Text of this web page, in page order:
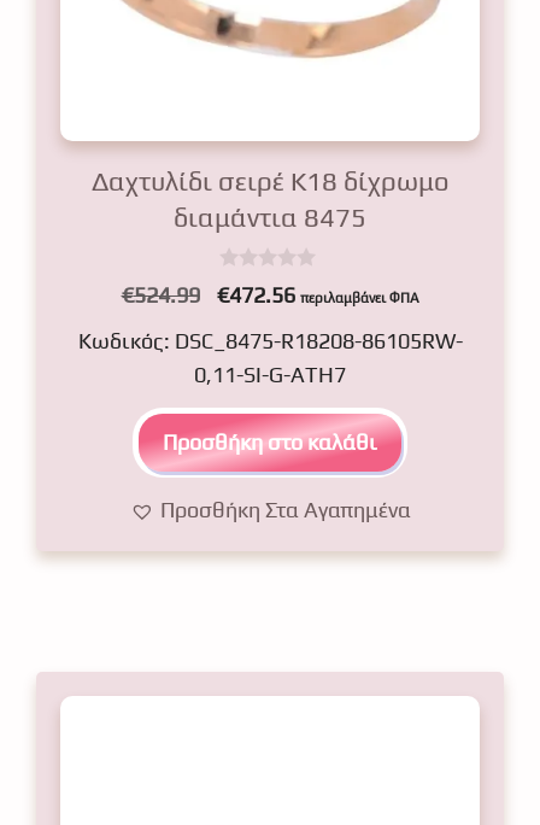
Δαχτυλίδι σειρέ Κ18 δίχρωμο
διαμάντια 8475
0
o
o
€524.99
Original
was:
€524.99.
€472.56Η
τιμή
είναι:
€472.56.
περιλαμβάνει ΦΠΑ
Κωδικός: DSC_8475-R18208-86105RW-
0,11-SI-G-ATH7
Προσθήκη στο καλάθι
Προσθήκη Στα Αγαπημένα